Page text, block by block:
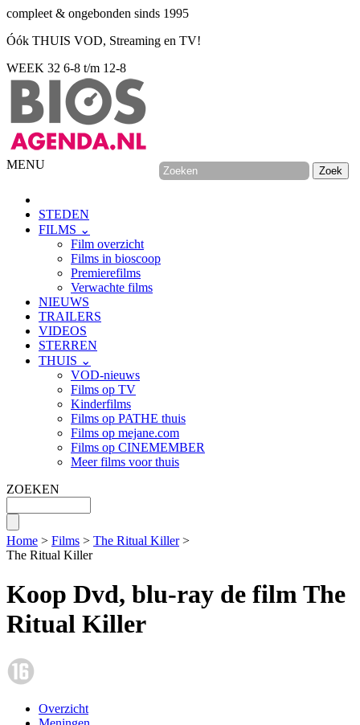
compleet & ongebonden sinds 1995
Óók THUIS VOD, Streaming en TV!
WEEK 32 6-8 t/m 12-8
MENU
STEDEN
FILMS ⌄
Film overzicht
Films in bioscoop
Premierefilms
Verwachte films
NIEUWS
TRAILERS
VIDEOS
STERREN
THUIS ⌄
VOD-nieuws
Films op TV
Kinderfilms
Films op PATHE thuis
Films op mejane.com
Films op CINEMEMBER
Meer films voor thuis
ZOEKEN
Home > Films > The Ritual Killer>
The Ritual Killer
Koop Dvd, blu-ray de film The
Ritual Killer
Overzicht